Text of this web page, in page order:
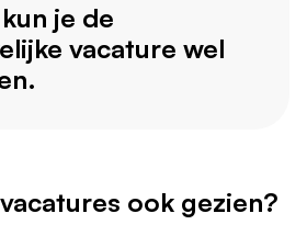
je de
vacature wel
ook gezien?